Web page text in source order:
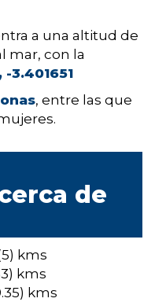
a una altitud de
mar, con la
3.401651
, entre las que
de
kms
kms
kms